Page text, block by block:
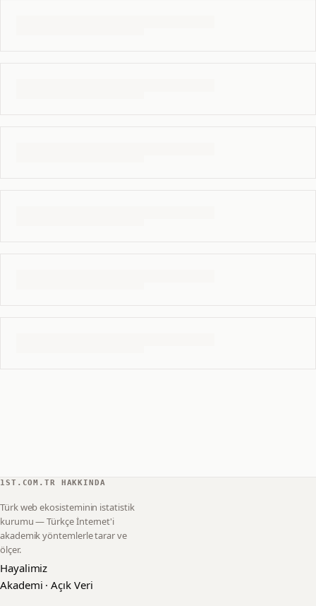
1ST.COM.TR HAKKINDA
Türk web ekosisteminin istatistik
kurumu — Türkçe İnternet'i
akademik yöntemlerle tarar ve
ölçer.
Hayalimiz
Akademi · Açık Veri